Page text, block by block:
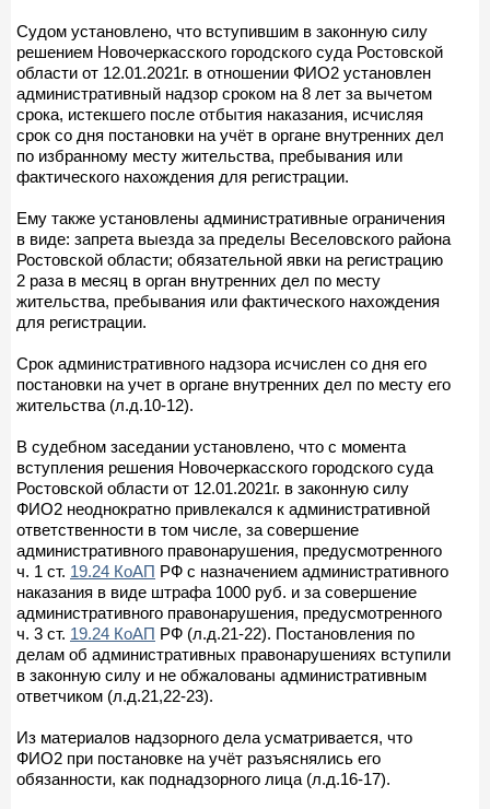
Судом установлено, что вступившим в законную силу
решением Новочеркасского городского суда Ростовской
области от 12.01.2021г. в отношении ФИО2 установлен
административный надзор сроком на 8 лет за вычетом
срока, истекшего после отбытия наказания, исчисляя
срок со дня постановки на учёт в органе внутренних дел
по избранному месту жительства, пребывания или
фактического нахождения для регистрации.
Ему также установлены административные ограничения
в виде: запрета выезда за пределы Веселовского района
Ростовской области; обязательной явки на регистрацию
2 раза в месяц в орган внутренних дел по месту
жительства, пребывания или фактического нахождения
для регистрации.
Срок административного надзора исчислен со дня его
постановки на учет в органе внутренних дел по месту его
жительства (л.д.10-12).
В судебном заседании установлено, что с момента
вступления решения Новочеркасского городского суда
Ростовской области от 12.01.2021г. в законную силу
ФИО2 неоднократно привлекался к административной
ответственности в том числе, за совершение
административного правонарушения, предусмотренного
ч. 1 ст. 19.24 КоАП РФ с назначением административного
наказания в виде штрафа 1000 руб. и за совершение
административного правонарушения, предусмотренного
ч. 3 ст. 19.24 КоАП РФ (л.д.21-22). Постановления по
делам об административных правонарушениях вступили
в законную силу и не обжалованы административным
ответчиком (л.д.21,22-23).
Из материалов надзорного дела усматривается, что
ФИО2 при постановке на учёт разъяснялись его
обязанности, как поднадзорного лица (л.д.16-17).